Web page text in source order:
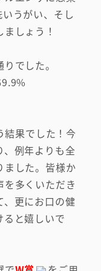
の方へ
うがい、そし
しょう！
でした。
結果でした！今
例年よりも全
ました。皆様か
を多くいただき
、更にお口の健
と嬉しいで